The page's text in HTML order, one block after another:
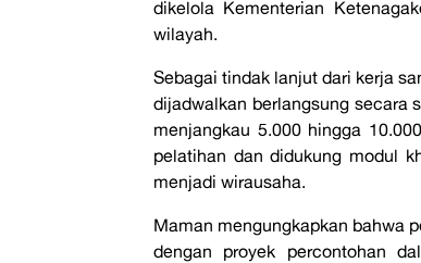
dikelola Kementerian
wilayah.
Sebagai tindak lanjut dari kerja
dijadwalkan berlangsung secara
menjangkau 5.000 hingga
pelatihan dan didukung modul
menjadi wirausaha.
Maman mengungkapkan bahwa
dengan proyek percontohan